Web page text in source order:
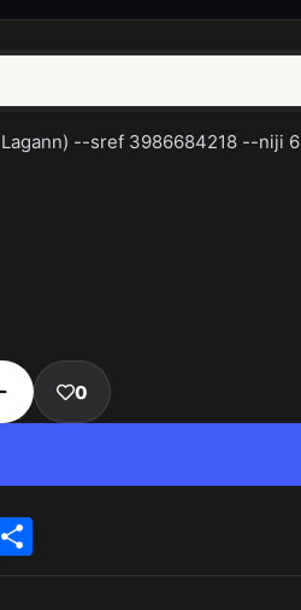
--sref 3986684218 --niji
0